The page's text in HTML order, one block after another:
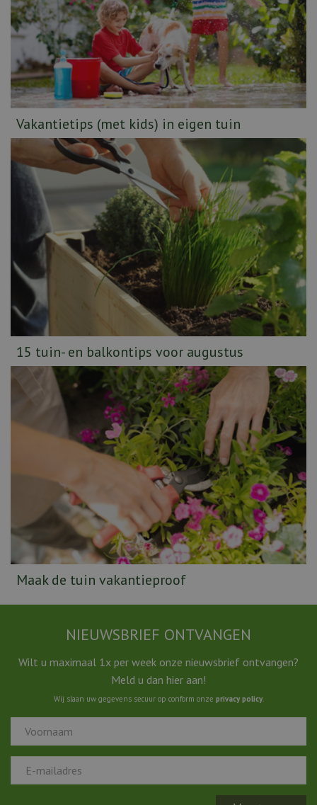
Vakantietips (met kids) in eigen tuin
15 tuin- en balkontips voor augustus
Maak de tuin vakantieproof
NIEUWSBRIEF ONTVANGEN
Wilt u maximaal 1x per week onze nieuwsbrief ontvangen?
Meld u dan hier aan!
Wij slaan uw gegevens secuur op conform onze privacy policy.